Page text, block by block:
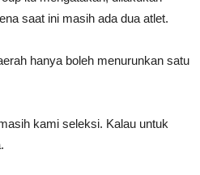
saat ini masih ada dua atlet.
hanya boleh menurunkan satu
kami seleksi. Kalau untuk